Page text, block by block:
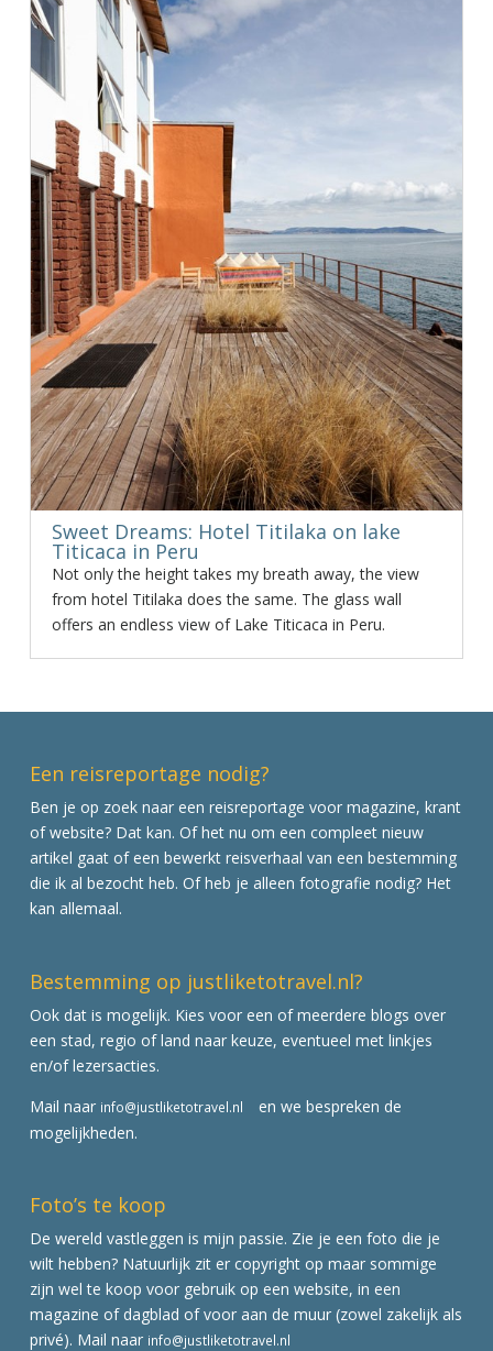
Sweet Dreams: Hotel Titilaka on lake
Titicaca in Peru
Not only the height takes my breath away, the view
from hotel Titilaka does the same. The glass wall
offers an endless view of Lake Titicaca in Peru.
Een reisreportage nodig?
Ben je op zoek naar een reisreportage voor magazine, krant
of website? Dat kan. Of het nu om een compleet nieuw
artikel gaat of een bewerkt reisverhaal van een bestemming
die ik al bezocht heb. Of heb je alleen fotografie nodig? Het
kan allemaal.
Bestemming op justliketotravel.nl?
Ook dat is mogelijk. Kies voor een of meerdere blogs over
een stad, regio of land naar keuze, eventueel met linkjes
en/of lezersacties.
Mail naar info@justliketotravel.nl
en we bespreken de
mogelijkheden.
Foto’s te koop
De wereld vastleggen is mijn passie. Zie je een foto die je
wilt hebben? Natuurlijk zit er copyright op maar sommige
zijn wel te koop voor gebruik op een website, in een
magazine of dagblad of voor aan de muur (zowel zakelijk als
privé). Mail naar info@justliketotravel.nl